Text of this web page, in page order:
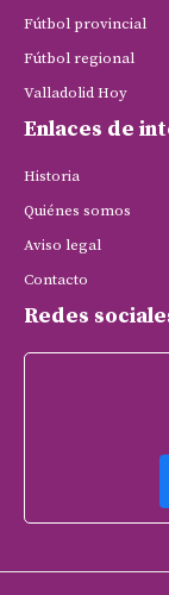
Fútbol provincial
Fútbol regional
Valladolid Hoy
Enlaces de
Historia
Quiénes somos
Aviso legal
Contacto
Redes